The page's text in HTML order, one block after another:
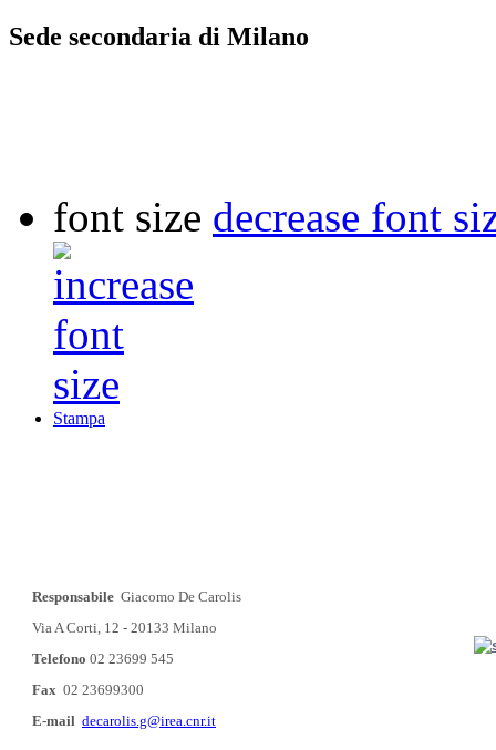
Sede secondaria di Milano
font size decrease font
Stampa
Responsabile Giacomo De Carolis
Via A Corti, 12 - 20133 Milano
Telefono 02 23699 545
Fax 02 23699300
E-mail decarolis.g@irea.cnr.it